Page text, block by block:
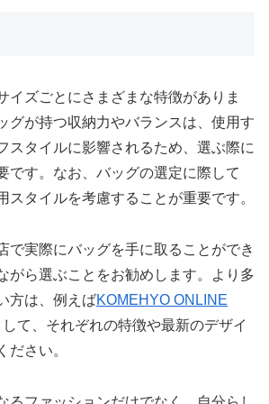
イズごとにさまざまな特徴がありま
グが持つ収納力やバランスは、使用す
スタイルに影響されるため、選ぶ際に
です。なお、バッグの選定に際して
スタイルを考慮することが重要です。
で実際にバッグを手に取ることができ
がら選ぶことをお勧めします。より多
方は、例えばKOMEHYO ONLINE
て、それぞれの特徴や最新のデザイ
ださい。